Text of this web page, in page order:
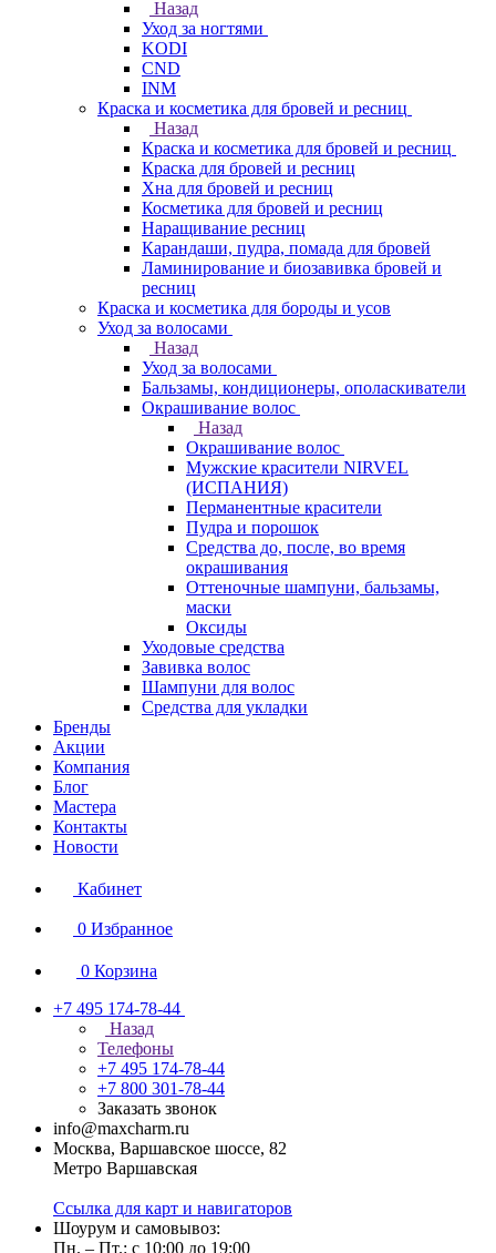
Назад
Уход за ногтями
KODI
CND
INM
Краска и косметика для бровей и ресниц
Назад
Краска и косметика для бровей и ресниц
Краска для бровей и ресниц
Хна для бровей и ресниц
Косметика для бровей и ресниц
Наращивание ресниц
Карандаши, пудра, помада для бровей
Ламинирование и биозавивка бровей и
ресниц
Краска и косметика для бороды и усов
Уход за волосами
Назад
Уход за волосами
Бальзамы, кондиционеры, ополаскиватели
Окрашивание волос
Назад
Окрашивание волос
Мужские красители NIRVEL
(ИСПАНИЯ)
Перманентные красители
Пудра и порошок
Средства до, после, во время
окрашивания
Оттеночные шампуни, бальзамы,
маски
Оксиды
Уходовые средства
Завивка волос
Шампуни для волос
Средства для укладки
Бренды
Акции
Компания
Блог
Мастера
Контакты
Новости
Кабинет
0 Избранное
0 Корзина
+7 495 174-78-44
Назад
Телефоны
+7 495 174-78-44
+7 800 301-78-44
Заказать звонок
info@maxcharm.ru
Москва, Варшавское шоссе, 82
Метро Варшавская
Ссылка для карт и навигаторов
Шоурум и самовывоз:
Пн. – Пт.: с 10:00 до 19:00